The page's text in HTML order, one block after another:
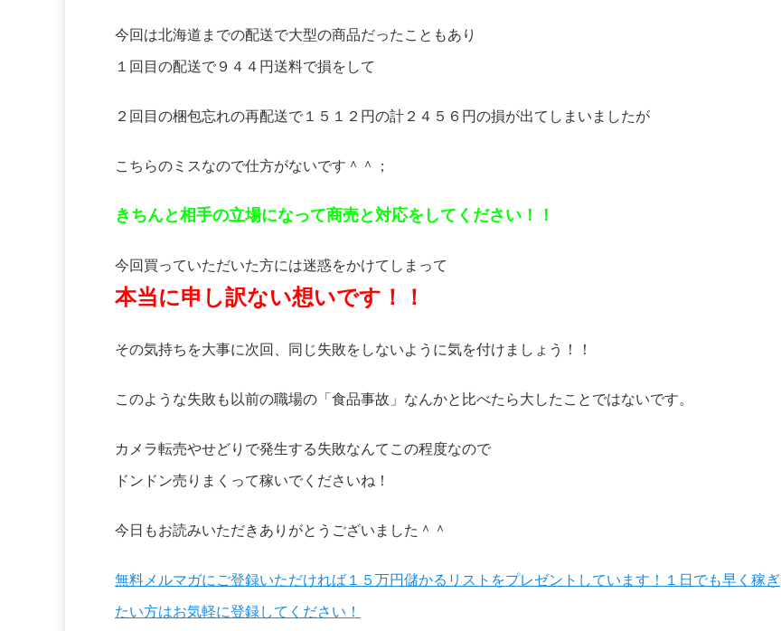
今回は北海道までの配送で大型の商品だったこともあり
１回目の配送で９４４円送料で損をして
２回目の梱包忘れの再配送で１５１２円の計２４５６円の損が出てしまいましたが
こちらのミスなので仕方がないです＾＾；
きちんと相手の立場になって商売と対応をしてください！！
今回買っていただいた方には迷惑をかけてしまって
本当に申し訳ない想いです！！
その気持ちを大事に次回、同じ失敗をしないように気を付けましょう！！
このような失敗も以前の職場の「食品事故」なんかと比べたら大したことではないです。
カメラ転売やせどりで発生する失敗なんてこの程度なので
ドンドン売りまくって稼いでくださいね！
今日もお読みいただきありがとうございました＾＾
無料メルマガにご登録いただければ１５万円儲かるリストをプレゼントしています！１日でも早く稼ぎ
たい方はお気軽に登録してください！